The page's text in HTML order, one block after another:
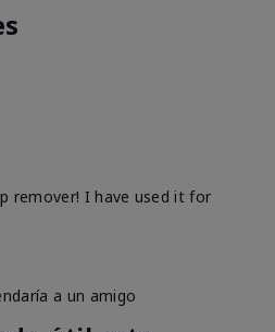
remover! I have used it for
a un amigo